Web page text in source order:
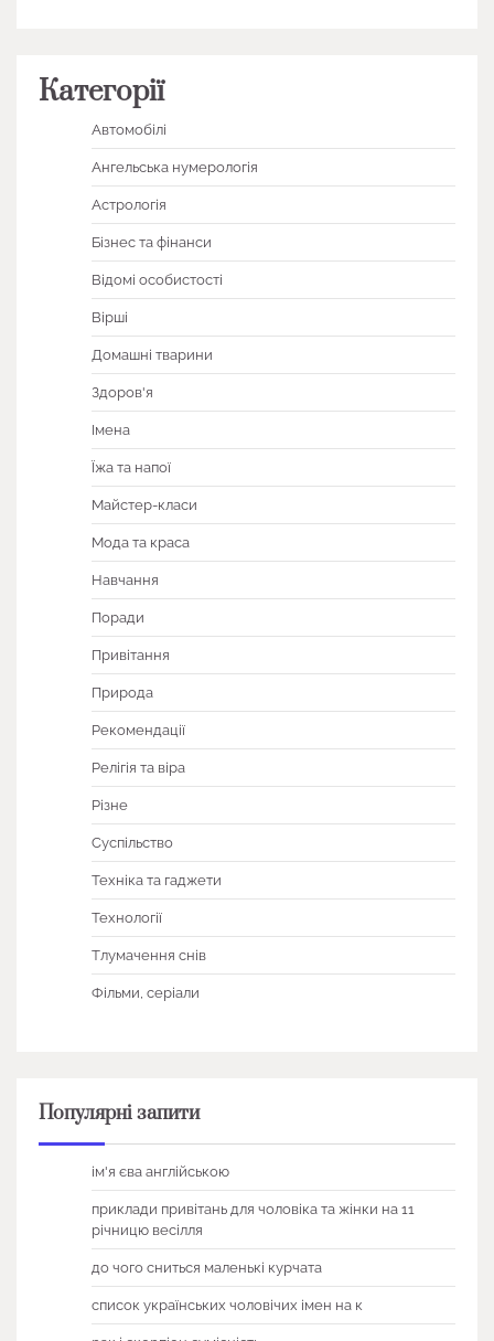
Категорії
Автомобілі
Ангельська нумерологія
Астрологія
Бізнес та фінанси
Відомі особистості
Вірші
Домашні тварини
Здоров'я
Імена
Їжа та напої
Майстер-класи
Мода та краса
Навчання
Поради
Привітання
Природа
Рекомендації
Релігія та віра
Різне
Суспільство
Техніка та гаджети
Технології
Тлумачення снів
Фільми, серіали
Популярні запити
ім'я єва англійською
приклади привітань для чоловіка та жінки на 11
річницю весілля
до чого сниться маленькі курчата
список українських чоловічих імен на к